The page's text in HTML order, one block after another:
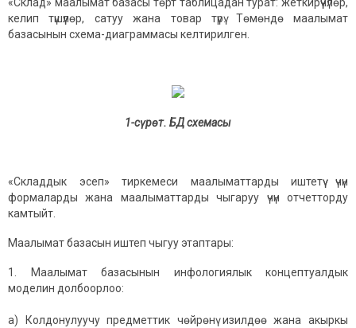
келип түшүүлөр, сатуу жана товар түрү. Төмөндө маалымат
базасынын схема-диаграммасы келтирилген.
1-сүрөт. БД схемасы
«Складдык эсеп» тиркемеси маалыматтарды иштетүү үчүн
формаларды жана маалыматтарды чыгаруу үчүн отчетторду
камтыйт.
Маалымат базасын иштеп чыгуу этаптары:
Маалымат базасынын инфологиялык концептуалдык
моделин долбоорлоо:
а) Колдонулуучу предметтик чөйрөнү изилдөө жана акыркы